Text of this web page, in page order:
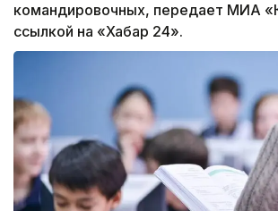
командировочных, передает МИА
ссылкой на «Хабар 24».